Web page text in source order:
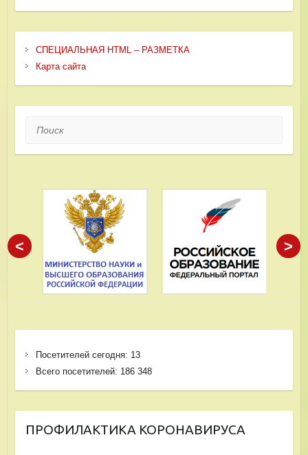
СПЕЦИАЛЬНАЯ HTML – РАЗМЕТКА
Карта сайта
Поиск
< >
Посетителей сегодня: 13
Всего посетителей: 186 348
ПРОФИЛАКТИКА КОРОНАВИРУСА